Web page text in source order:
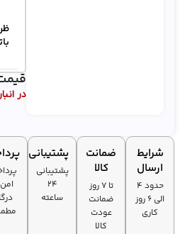
در
شرایط
ارسال
حدود 4
الی 6 روز
کاری
ضمانت
کالا
تا ۷ روز
ضمانت
عودت
کالا
پشتیبانی
پشتیبانی
۲۴
ساعته